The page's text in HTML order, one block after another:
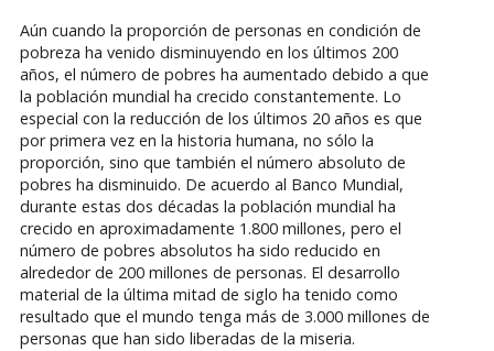
Aún cuando la proporción de personas en condición de
pobreza ha venido disminuyendo en los últimos 200
años, el número de pobres ha aumentado debido a que
la población mundial ha crecido constantemente. Lo
especial con la reducción de los últimos 20 años es que
por primera vez en la historia humana, no sólo la
proporción, sino que también el número absoluto de
pobres ha disminuido. De acuerdo al Banco Mundial,
durante estas dos décadas la población mundial ha
crecido en aproximadamente 1.800 millones, pero el
número de pobres absolutos ha sido reducido en
alrededor de 200 millones de personas. El desarrollo
material de la última mitad de siglo ha tenido como
resultado que el mundo tenga más de 3.000 millones de
personas que han sido liberadas de la miseria.